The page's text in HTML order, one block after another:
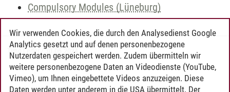
Compulsory Modules (Lüneburg)
Timo Leder /30.06.2024
Wir verwenden Cookies, die durch den Analysedienst Google
Analytics gesetzt und auf denen personenbezogene
Nutzerdaten gespeichert werden. Zudem übermitteln wir
weitere personenbezogene Daten an Videodienste (YouTube,
Vimeo), um Ihnen eingebettete Videos anzuzeigen. Diese
Daten werden unter anderem in die USA übermittelt. Der